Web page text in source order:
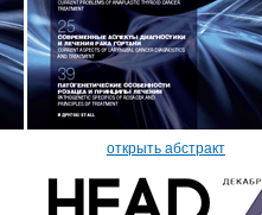
открыть абстракт